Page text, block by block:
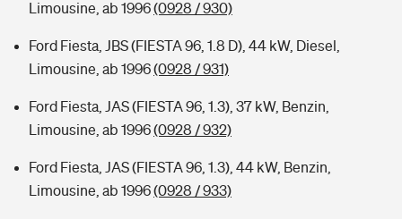
Limousine, ab 1996(0928 / 930)
Ford Fiesta, JBS (FIESTA 96, 1.8 D), 44 kW, Diesel,
Limousine, ab 1996(0928 / 931)
Ford Fiesta, JAS (FIESTA 96, 1.3), 37 kW, Benzin,
Limousine, ab 1996(0928 / 932)
Ford Fiesta, JAS (FIESTA 96, 1.3), 44 kW, Benzin,
Limousine, ab 1996(0928 / 933)